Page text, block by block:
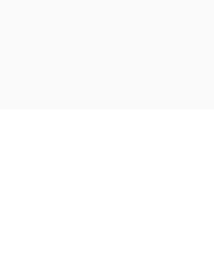
100 % LAINE MÉRINOS
100 % LAINE MÉRINOS
100 % LAINE MÉRINOS
100 % LAINE MÉRINOS
100 % LAINE MÉRINOS
€ ]